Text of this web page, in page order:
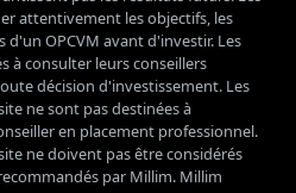
attentivement les objectifs, les
d'un OPCVM avant d'investir. Les
à consulter leurs conseillers
décision d'investissement. Les
ne sont pas destinées à
en placement professionnel.
ne doivent pas être considérés
par Millim. Millim